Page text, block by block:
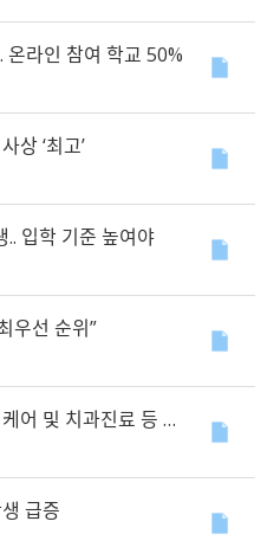
라인 참여 학교 50%
상 ‘최고’
.. 입학 기준 높여야
우선 순위”
치과진료 등 $70억 공약
급증